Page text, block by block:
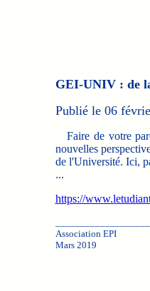
GEI-UNIV : de
Publié le 06
Faire de votre
nouvelles
de l'Université. Ici,
...
https://
Association EPI
Mars 2019